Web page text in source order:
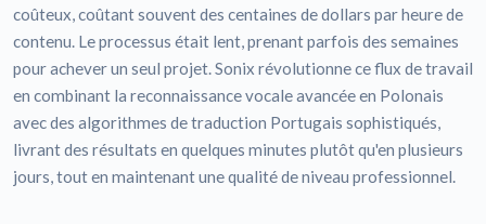
coûteux, coûtant souvent des centaines de dollars par heure de
contenu. Le processus était lent, prenant parfois des semaines
pour achever un seul projet. Sonix révolutionne ce flux de travail
en combinant la reconnaissance vocale avancée en Polonais
avec des algorithmes de traduction Portugais sophistiqués,
livrant des résultats en quelques minutes plutôt qu'en plusieurs
jours, tout en maintenant une qualité de niveau professionnel.